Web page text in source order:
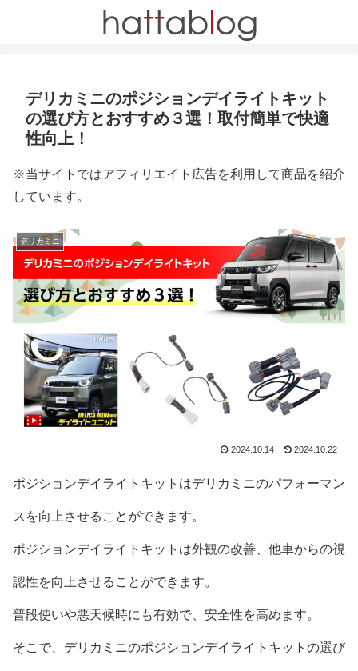
デリカミニのポジションデイライトキット
の選び方とおすすめ３選！取付簡単で快適
性向上！
※当サイトではアフィリエイト広告を利用して商品を紹介
しています。
デリカミニ
2024.10.14 2024.10.22
ポジションデイライトキットはデリカミニのパフォーマン
スを向上させることができます。
ポジションデイライトキットは外観の改善、他車からの視
認性を向上させることができます。
普段使いや悪天候時にも有効で、安全性を高めます。
そこで、デリカミニのポジションデイライトキットの選び